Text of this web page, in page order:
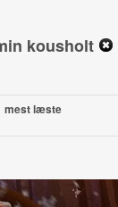
kousholt
mest læste